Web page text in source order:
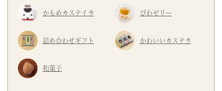
かもめカステイラ びわゼリー
詰め合わせギフト かわいいカステラ
和菓子